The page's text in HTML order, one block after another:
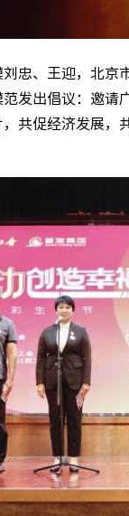
忠、王迎，北
发出倡议：邀请
共促经济发展，